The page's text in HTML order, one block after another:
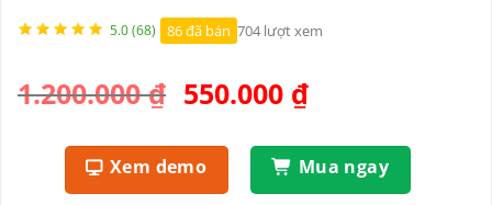
5.0 (68) 86 đã bán 704 lượt xem
1.200.000₫ Giá
là:
1.200.000 ₫.
550.000 ₫Giá
tại
là:
Xem demo Mua ngay